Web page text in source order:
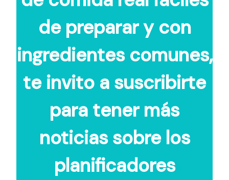
de preparar y con
ingredientes comunes,
te invito a suscribirte
para tener más
noticias sobre los
planificadores